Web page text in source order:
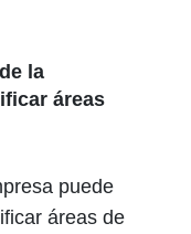
la
áreas
puede
áreas de